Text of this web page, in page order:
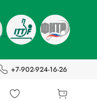
+7-902-924-16-26